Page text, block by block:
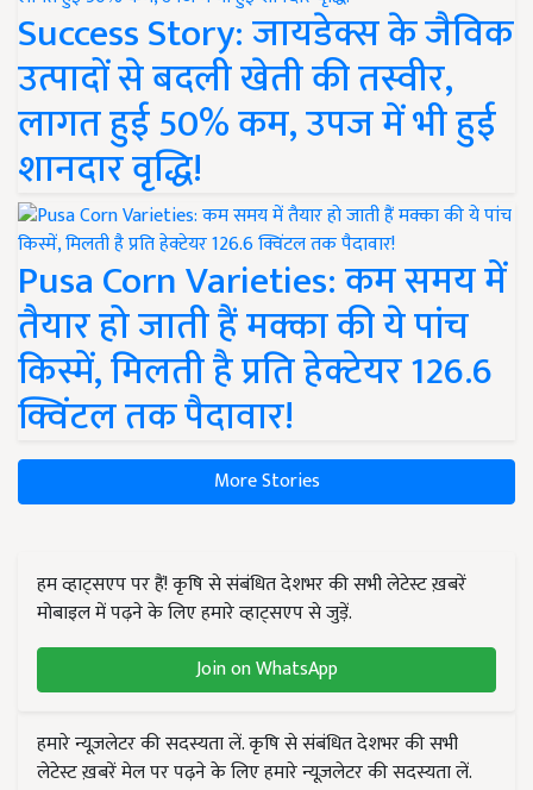
Success Story: जायडेक्स के जैविक
उत्पादों से बदली खेती की तस्वीर,
लागत हुई 50% कम, उपज में भी हुई
शानदार वृद्धि!
Pusa Corn Varieties: कम समय में
तैयार हो जाती हैं मक्का की ये पांच
किस्में, मिलती है प्रति हेक्टेयर 126.6
क्विंटल तक पैदावार!
More Stories
हम व्हाट्सएप पर हैं! कृषि से संबंधित देशभर की सभी लेटेस्ट ख़बरें
मोबाइल में पढ़ने के लिए हमारे व्हाट्सएप से जुड़ें.
Join on WhatsApp
हमारे न्यूज़लेटर की सदस्यता लें. कृषि से संबंधित देशभर की सभी
लेटेस्ट ख़बरें मेल पर पढ़ने के लिए हमारे न्यूज़लेटर की सदस्यता लें.